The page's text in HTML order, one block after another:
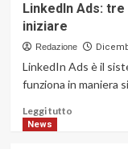
Quanto
globale
smartphone
LinkedIn Ads:
iniziare
Redazione
LinkedIn Ads è il
funziona in maniera
Leggi tuttoLeggi
News